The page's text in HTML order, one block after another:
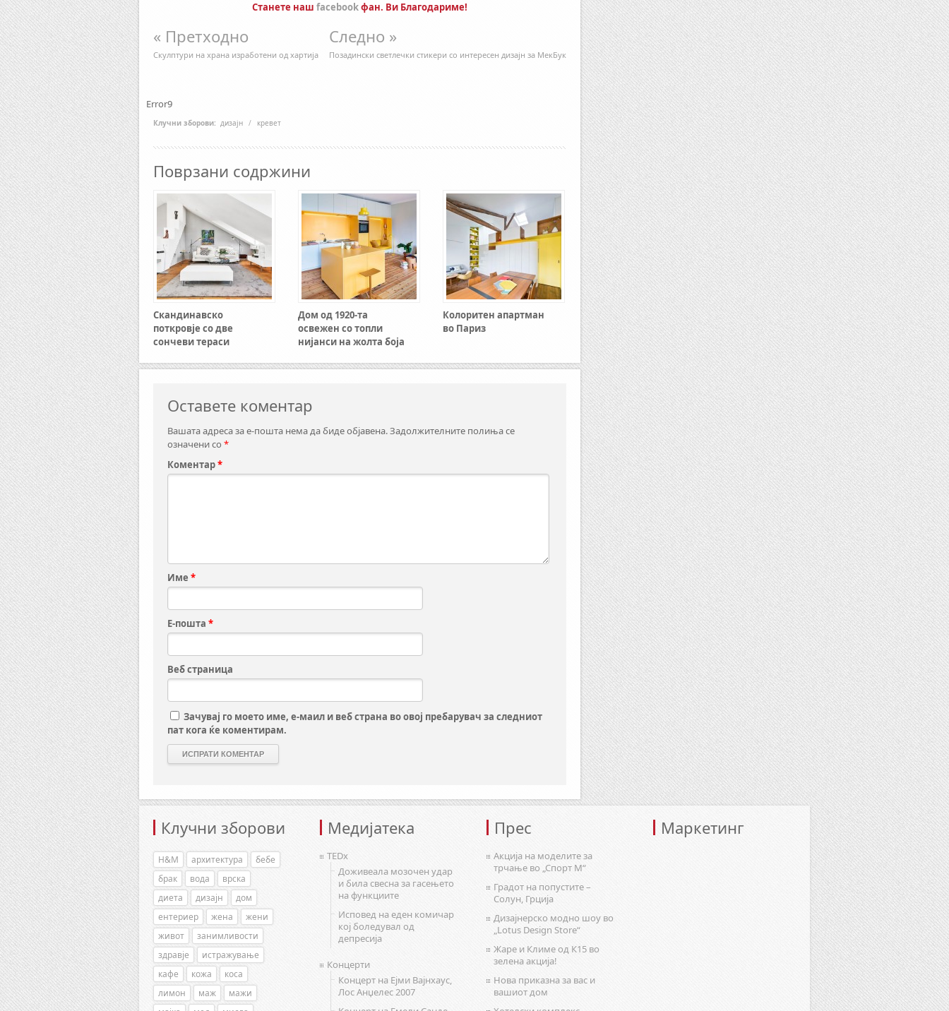
Станете наш facebookфан. Ви Благодариме!
« Претходно
Скулптури на храна изработени од хартија
Следно »
Позадински светлечки стикери со интересен дизајн за МекБук
Error9
Клучни зборови: дизајн / кревет
Поврзани содржини
Скандинавско
поткровје со две
сончеви тераси
Дом од 1920-та
освежен со топли
нијанси на жолта боја
Колоритен апартман
во Париз
Оставете коментар
Вашата адреса за е-пошта нема да биде објавена.Задолжителните полиња се
означени со *
Коментар*
Име *
Е-пошта *
Веб страница
Зачувај го моето име, е-маил и веб страна во овој пребарувач за следниот
пат кога ќе коментирам.
Клучни зборови
H&M архитектура
бебе
брак
вода
врска
диета
дизајн
дом
ентериер
жена
жени
живот
занимливости
здравје
истражување
кафе
кожа
коса
лимон
маж
мажи
Медијатека
TEDx
Доживеала мозочен удар
и била свесна за гасењето
на функциите
Исповед на еден комичар
кој боледувал од
депресија
Концерти
Концерт на Ејми Вајнхаус,
Лос Анџелес 2007
Прес
Акција на моделите за
трчање во „Спорт М“
Градот на попустите –
Солун, Грција
Дизајнерско модно шоу во
„Lotus Design Store“
Жаре и Климе од К15 во
зелена акција!
Нова приказна за вас и
вашиот дом
Маркетинг